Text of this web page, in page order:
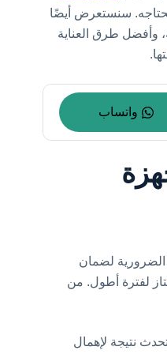
سنستعرض أيضًا
وأفضل طرق العناية
واتساب
الضرورية لضمان
لفترة أطول. من
نتيجة لإهمال